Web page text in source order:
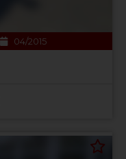
04/2015